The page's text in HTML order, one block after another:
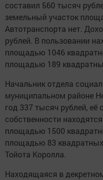
составил 560 тысяч
земельный участок
Автотранспорта нет.
рублей. В пользовании
площадью 1046
площадью 189
Начальник отдела
муниципальном районе
год 337 тысяч рублей, её
собственности
площадью 1500
площадью 83
Тойота Королла.
Находящаяся в